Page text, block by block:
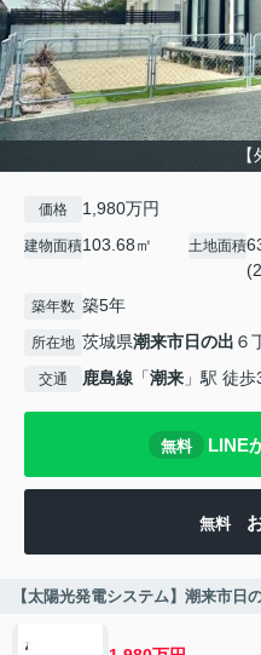
価格 1,980万円
建物面積103.68㎡ 土地面積
築年数 築5年
所在地 茨城県潮来市日の出 ６
交通 鹿島線 「潮来 」駅 徒
無料 LINE
無料
【太陽光発電システム】潮来市日